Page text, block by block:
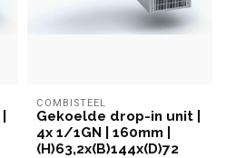
COMBISTEEL
Gekoelde drop-in unit |
4x 1/1GN | 160mm |
(H)63,2x(B)144x(D)72